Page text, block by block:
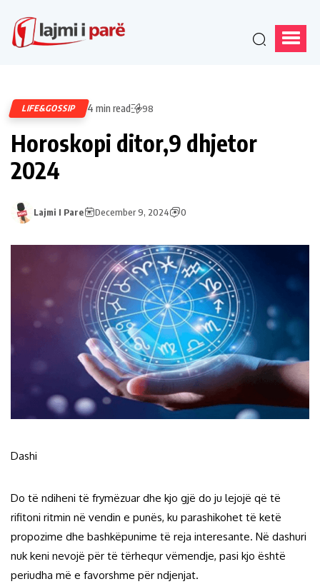
LIFE&GOSSIP 4 min read 98
Horoskopi ditor,9 dhjetor
2024
Lajmi I Pare December 9, 2024 0
Dashi
Do të ndiheni të frymëzuar dhe kjo gjë do ju lejojë që të
rifitoni ritmin në vendin e punës, ku parashikohet të ketë
propozime dhe bashkëpunime të reja interesante. Në dashuri
nuk keni nevojë për të tërhequr vëmendje, pasi kjo është
periudha më e favorshme për ndjenjat.